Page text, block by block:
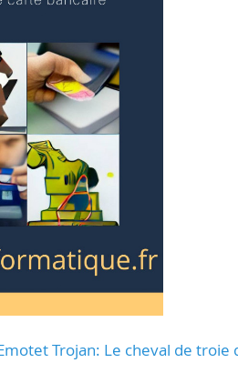
Trojan: Le cheval de